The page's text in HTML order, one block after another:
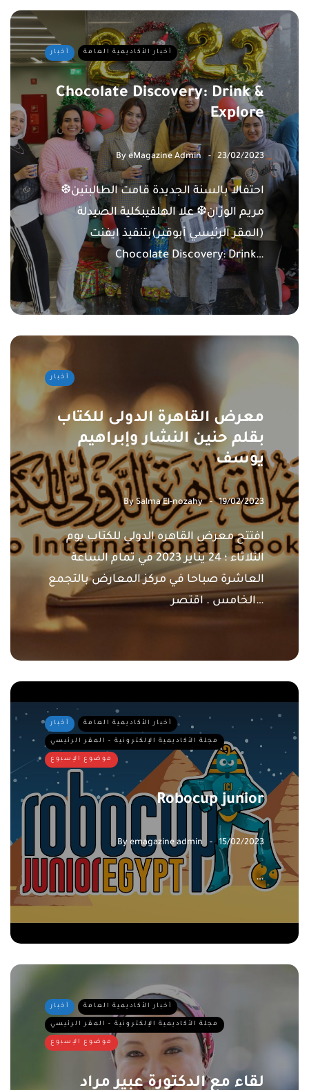
أخبار أخبار الأكاديمية العامة
Chocolate Discovery: Drink &
Explore
ByeMagazine Admin 23/02/2023
احتفالا بالسنة الجديدة قامت الطالبتين❆
مريم الوزان❆ علا الهلفيبكلية الصيدلة
(المقر الرئيسي أبوقير)بتنفيذ ايفنت
Chocolate Discovery: Drink…
أخبار
معرض القاهرة الدولى للكتاب
بقلم حنين النشار وإبراهيم
يوسف
By Salma El-nozahy 19/02/2023
افتتح معرض القاهره الدولي للكتاب يوم
الثلاثاء ؛ 24 يناير 2023 في تمام الساعة
العاشرة صباحا في مركز المعارض بالتجمع
الخامس . اقتصر…
أخبار أخبار الأكاديمية العامة
مجلة الأكاديمية الإلكترونية - المقر الرئيسي
موضوع الإسبوع
Robocup junior
By emagazine admin 15/02/2023
…
أخبار أخبار الأكاديمية العامة
مجلة الأكاديمية الإلكترونية - المقر الرئيسي
موضوع الإسبوع
لقاء مع الدكتورة عبير مراد